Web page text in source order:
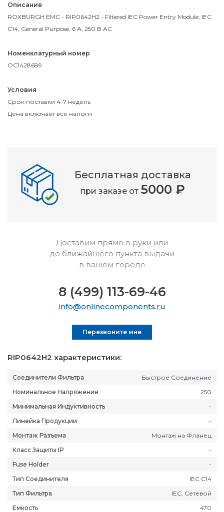
Описание
ROXBURGH EMC - RIP0642H2 - Filtered IEC Power Entry Module, IEC
C14, General Purpose, 6 А, 250 В AC
Номенклатурный номер
OC1428689
Условия
Срок поставки 4-7 недель
Цена включает все налоги
RIP0642H2 характеристики:
Соединители Фильтра
Быстрое Соединение
Номинальное Напряжение
250
Минимальная Индуктивность
-
Линейка Продукции
-
Монтаж Разъема
Монтаж на Фланец
Класс Защиты IP
-
Fuse Holder
-
Тип Соединителя
IEC C14
Тип Фильтра
IEC, Сетевой
Емкость
470
Бесплатная доставка
при заказе от 5000 ₽
Доставим прямо в руки или
до ближайшего пункта выдачи
в вашем городе
8 (499) 113-69-46
info@onlinecomponents.ru
Перезвоните мне